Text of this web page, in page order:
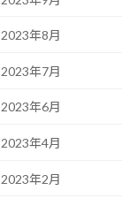
2023年8月
2023年7月
2023年6月
2023年4月
2023年2月